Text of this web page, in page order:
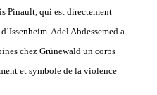
Pinault, qui est directement
Adel Abdessemed a
chez Grünewald un corps
et symbole de la violence